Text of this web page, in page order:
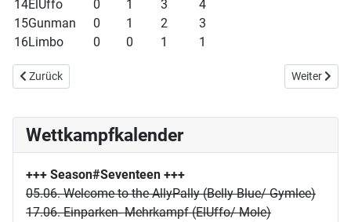
14ElUffo 0 1 3
4
15Gunman 0 1 2
3
16Limbo 0 0 1 1
Vorheriger Beitrag: Showdown Klettern
Zurück Nächster
Weiter
Wettkampfkalender
+++ Season#Seventeen +++
05.06. Welcome to the AllyPally (Belly Blue/ Gymlee)
17.06. Einparken- Mehrkampf (ElUffo/ Mole)